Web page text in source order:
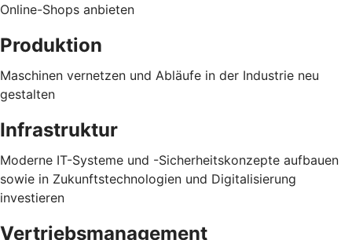
Online-Shops anbieten
Produktion
Maschinen vernetzen und Abläufe in der Industrie neu
gestalten
Infrastruktur
Moderne IT-Systeme und -Sicherheitskonzepte aufbauen
sowie in Zukunftstechnologien und Digitalisierung
investieren
Vertriebsmanagement